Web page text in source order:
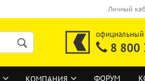
Личный
официальный
8 800
КОМПАНИЯ ФОРУМ